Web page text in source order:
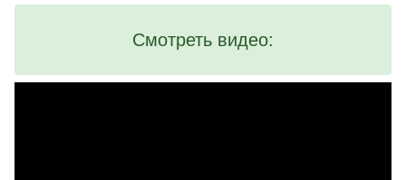
Смотреть видео: